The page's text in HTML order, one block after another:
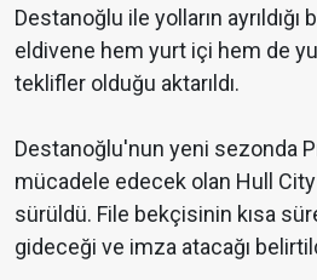
Destanoğlu ile yolların
eldivene hem yurt içi hem de
teklifler olduğu aktarıldı.
Destanoğlu'nun yeni sezonda
mücadele edecek olan Hull City
sürüldü. File bekçisinin kısa
gideceği ve imza atacağı